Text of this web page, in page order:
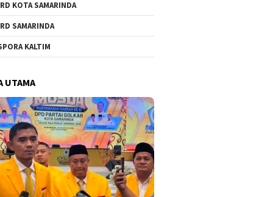
KOTA SAMARINDA
SAMARINDA
KALTIM
UTAMA